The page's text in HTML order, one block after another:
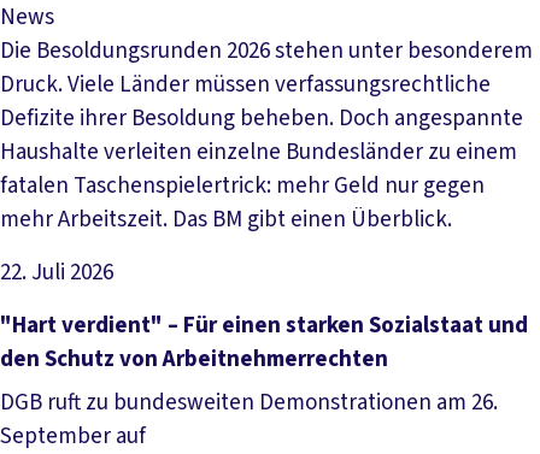
News
Die Besoldungsrunden 2026 stehen unter besonderem
Druck. Viele Länder müssen verfassungsrechtliche
Defizite ihrer Besoldung beheben. Doch angespannte
Haushalte verleiten einzelne Bundesländer zu einem
fatalen Taschenspielertrick: mehr Geld nur gegen
mehr Arbeitszeit. Das BM gibt einen Überblick.
22. Juli 2026
Artikel lesen
"Hart verdient" – Für einen starken Sozialstaat und
den Schutz von Arbeitnehmerrechten
DGB ruft zu bundesweiten Demonstrationen am 26.
September auf